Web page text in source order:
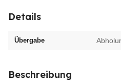
Details
Übergabe
Beschreibung